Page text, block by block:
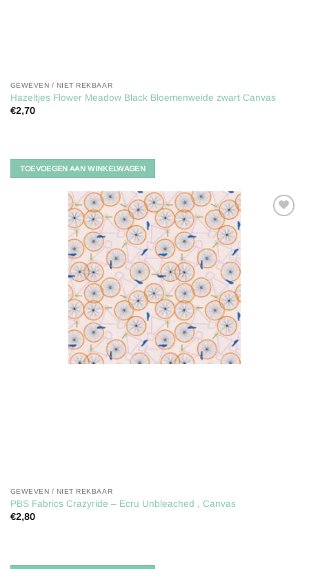
GEWEVEN / NIET REKBAAR
Hazeltjes Flower Meadow Black Bloemenweide zwart Canvas
€2,70
TOEVOEGEN AAN WINKELWAGEN
GEWEVEN / NIET REKBAAR
PBS Fabrics Crazyride – Ecru Unbleached , Canvas
€2,80